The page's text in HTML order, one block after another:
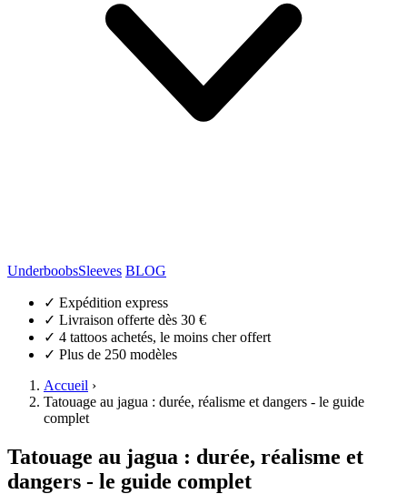
UnderboobsSleeves BLOG
✓ Expédition express
✓ Livraison offerte dès 30 €
✓ 4 tattoos achetés, le moins cher offert
✓ Plus de 250 modèles
Accueil ›
Tatouage au jagua : durée, réalisme et dangers - le guide
complet
Tatouage au jagua : durée, réalisme et
dangers - le guide complet